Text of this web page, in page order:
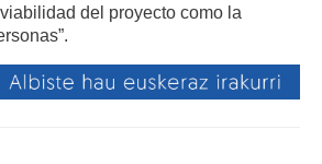
del proyecto como la